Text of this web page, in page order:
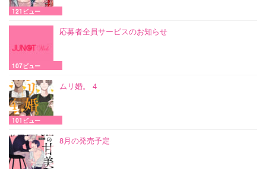
121ビュー
応募者全員サービスのお知らせ
107ビュー
ムリ婚。 4
101ビュー
8月の発売予定